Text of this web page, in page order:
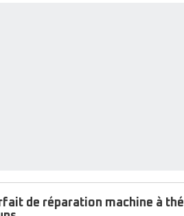
de réparation machine à thé